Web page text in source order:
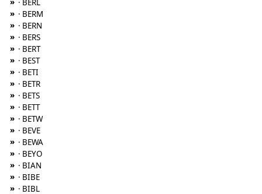
· BERL
» · BERM
» · BERN
» · BERS
» · BERT
» · BEST
» · BETI
» · BETR
» · BETS
» · BETT
» · BETW
» · BEVE
» · BEWA
» · BEYO
» · BIAN
» · BIBE
» · BIBL